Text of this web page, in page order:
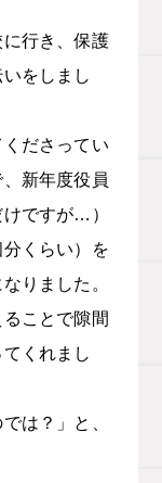
行き、保護
をしまし
くださってい
新年度役員
ですが…）
くらい）を
りました。
ことで隙間
くれまし
は？」と、